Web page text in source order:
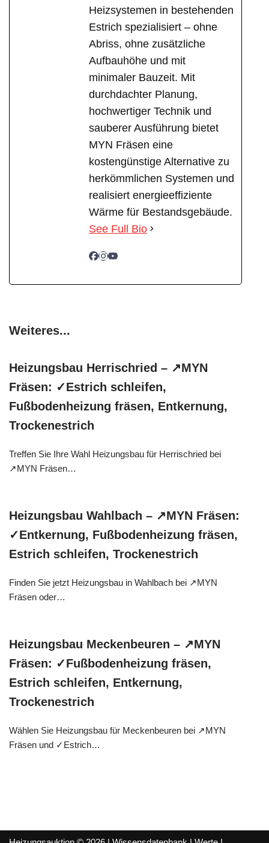
Heizsystemen in bestehenden
Estrich spezialisiert – ohne
Abriss, ohne zusätzliche
Aufbauhöhe und mit
minimaler Bauzeit. Mit
durchdachter Planung,
hochwertiger Technik und
sauberer Ausführung bietet
MYN Fräsen eine
kostengünstige Alternative zu
herkömmlichen Systemen und
realisiert energieeffiziente
Wärme für Bestandsgebäude.
See Full Bio
Weiteres...
Heizungsbau Herrischried – ↗️MYN
Fräsen: ✓Estrich schleifen,
Fußbodenheizung fräsen, Entkernung,
Trockenestrich
Treffen Sie Ihre Wahl Heizungsbau für Herrischried bei
↗️MYN Fräsen…
Heizungsbau Wahlbach – ↗️MYN Fräsen:
✓Entkernung, Fußbodenheizung fräsen,
Estrich schleifen, Trockenestrich
Finden Sie jetzt Heizungsbau in Wahlbach bei ↗️MYN
Fräsen oder…
Heizungsbau Meckenbeuren – ↗️MYN
Fräsen: ✓Fußbodenheizung fräsen,
Estrich schleifen, Entkernung,
Trockenestrich
Wählen Sie Heizungsbau für Meckenbeuren bei ↗️MYN
Fräsen und ✓Estrich…